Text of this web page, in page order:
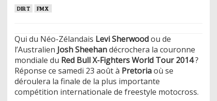
DIRT FMX
Qui du Néo-Zélandais Levi Sherwoodou de
l’Australien Josh Sheehandécrochera la couronne
mondiale du Red Bull X-Fighters World Tour 2014?
Réponse ce samedi 23 août à Pretoriaoù se
déroulera la finale de la plus importante
compétition internationale de freestyle motocross.